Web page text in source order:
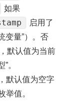
如果
启用了
变量”）。否
默认值为当前
。
默认值为空字
举值。